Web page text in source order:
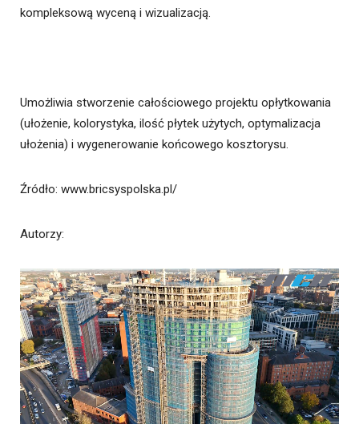
kompleksową wyceną i wizualizacją.
Umożliwia stworzenie całościowego projektu opłytkowania
(ułożenie, kolorystyka, ilość płytek użytych, optymalizacja
ułożenia) i wygenerowanie końcowego kosztorysu.
Źródło: www.bricsyspolska.pl/
Autorzy: